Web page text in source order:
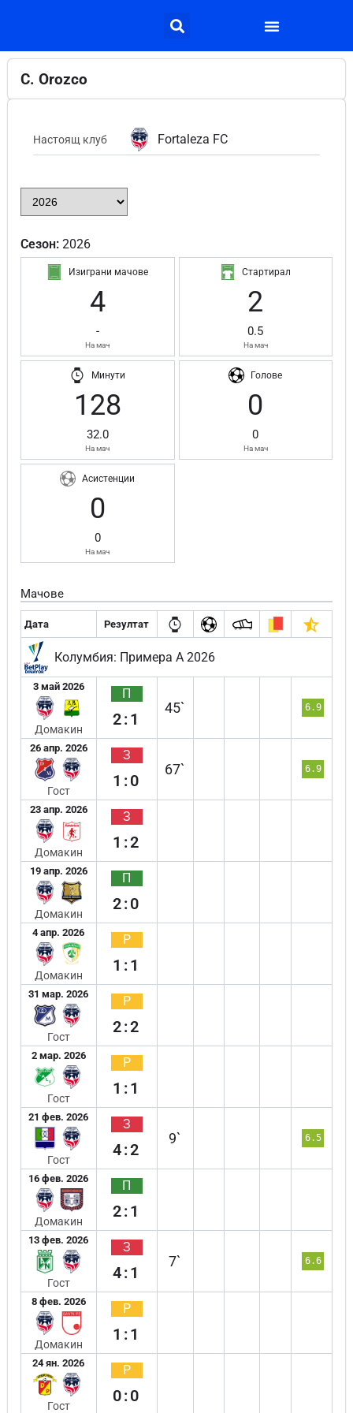
C. Orozco
Настоящ клуб Fortaleza FC
Сезон: 2026
Изиграни мачове
4
-
На мач
Стартирал
2
0.5
На мач
Минути
128
32.0
На мач
Голове
0
0
На мач
Асистенции
0
0
На мач
Мачове
Дата Резултат
Колумбия: Примера А 2026
3 май 2026
Домакин
П
2:1
45` 6.9
26 апр. 2026
Гост
З
1:0
67` 6.9
23 апр. 2026
Домакин
З
1:2
19 апр. 2026
Домакин
П
2:0
4 апр. 2026
Домакин
Р
1:1
31 мар. 2026
Гост
Р
2:2
2 мар. 2026
Гост
Р
1:1
21 фев. 2026
Гост
З
4:2
9` 6.5
16 фев. 2026
Домакин
П
2:1
13 фев. 2026
Гост
З
4:1
7` 6.6
8 фев. 2026
Домакин
Р
1:1
24 ян. 2026
Гост
Р
0:0